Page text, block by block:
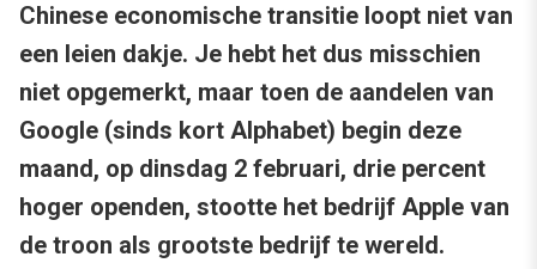
Chinese economische transitie loopt niet van
een leien dakje. Je hebt het dus misschien
niet opgemerkt, maar toen de aandelen van
Google (sinds kort Alphabet) begin deze
maand, op dinsdag 2 februari, drie percent
hoger openden, stootte het bedrijf Apple van
de troon als grootste bedrijf te wereld.